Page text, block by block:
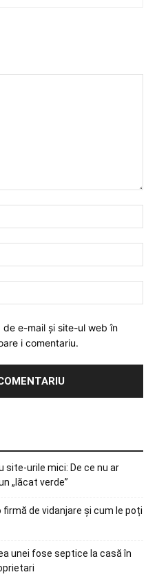
de e-mail și site-ul web în
i comentariu.
site-urile mici: De ce nu ar
„lăcat verde”
de vidanjare și cum le poți
unei fose septice la casă în